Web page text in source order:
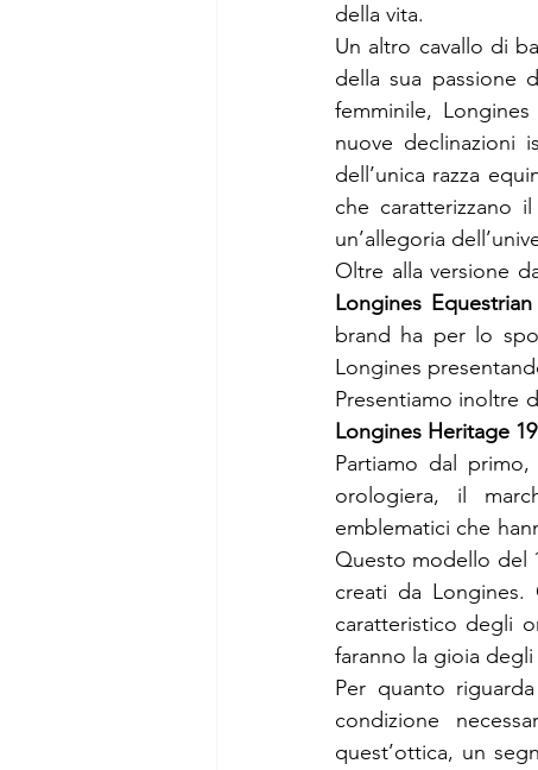
della vita.
Un altro cavallo di
della sua passione
femminile,
nuove declinazioni
dell’unica razza
che caratterizzano
un’allegoria
Oltre alla versione
Longines
brand ha per lo
Longines
Longines Heritage
Partiamo dal primo,
orologiera, il
emblematici che
Questo modello del
creati da
caratteristico degli
faranno la gioia
Per quanto
condizione
quest’ottica, un